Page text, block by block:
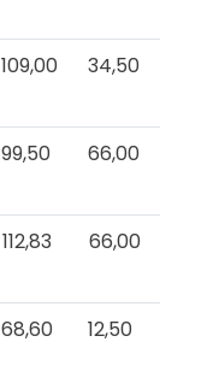
109,00
34,50
99,50
66,00
112,83
66,00
68,60
12,50